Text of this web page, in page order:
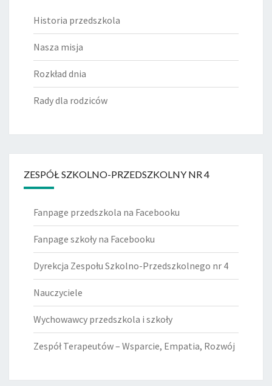
Historia przedszkola
Nasza misja
Rozkład dnia
Rady dla rodziców
ZESPÓŁ SZKOLNO-PRZEDSZKOLNY NR 4
Fanpage przedszkola na Facebooku
Fanpage szkoły na Facebooku
Dyrekcja Zespołu Szkolno-Przedszkolnego nr 4
Nauczyciele
Wychowawcy przedszkola i szkoły
Zespół Terapeutów – Wsparcie, Empatia, Rozwój